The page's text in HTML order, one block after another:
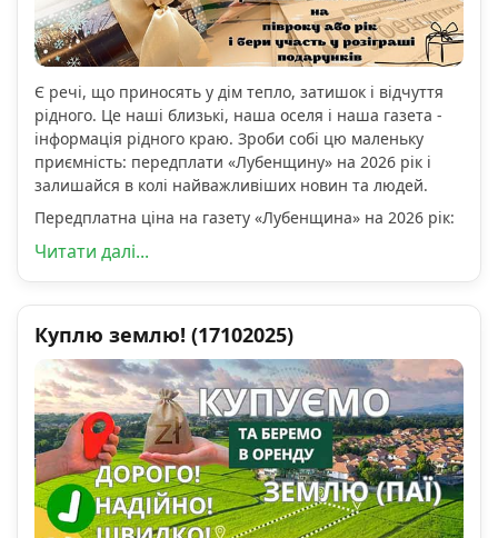
Є речі, що приносять у дім тепло, затишок і відчуття
рідного. Це наші близькі, наша оселя і наша газета -
інформація рідного краю. Зроби собі цю маленьку
приємність: передплати «Лубенщину» на 2026 рік і
залишайся в колі найважливіших новин та людей.
Передплатна ціна на газету «Лубенщина» на 2026 рік:
Читати далі...
Куплю землю! (17102025)